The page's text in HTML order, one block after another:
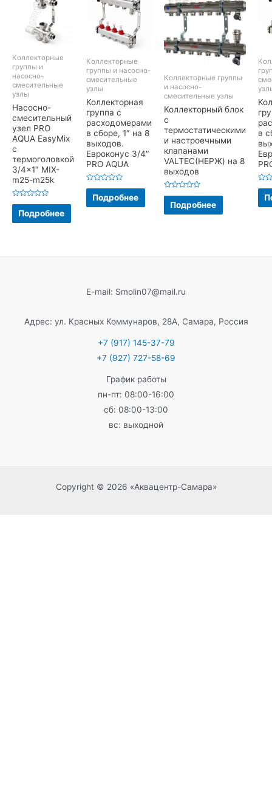
Коллекторные
группы и
насосно-
смесительные
узлы
Насосно-
смесительный
узел PRO
AQUA EasyMix
с
термоголовкой
3/4×1″ MIX-
m25-m25k
Оценка
5
Подробнее
Коллекторные
группы и насосно-
смесительные
узлы
Коллекторная
группа с
расходомерами
в сборе, 1″ на 8
выходов.
Евроконус 3/4″
PRO AQUA
Оценка
5
Подробнее
Коллекторные группы
и насосно-
смесительные узлы
Коллекторный блок
с
термостатическими
и настроечными
клапанами
VALTEC(НЕРЖ) на 8
выходов
Оценка
5
Подробнее
в
5
E-mail: Smolin07@mail.ru
Адрес: ул. Красных Коммунаров, 28А, Самара, Россия
+7 (917) 145-37-79
+7 (927) 727-58-69
График работы
пн-пт: 08:00-16:00
сб: 08:00-13:00
вс: выходной
Copyright © 2026 «Аквацентр-Самара»